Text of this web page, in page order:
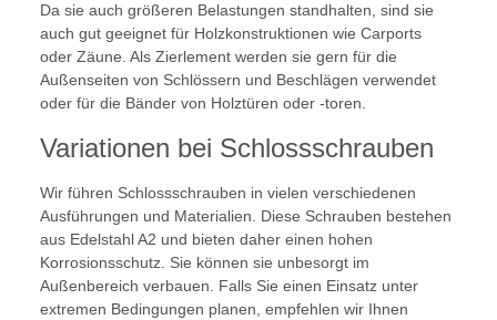
Da sie auch größeren Belastungen standhalten, sind sie
auch gut geeignet für Holzkonstruktionen wie Carports
oder Zäune. Als Zierlement werden sie gern für die
Außenseiten von Schlössern und Beschlägen verwendet
oder für die Bänder von Holztüren oder -toren.
Variationen bei Schlossschrauben
Wir führen Schlossschrauben in vielen verschiedenen
Ausführungen und Materialien. Diese Schrauben bestehen
aus Edelstahl A2 und bieten daher einen hohen
Korrosionsschutz. Sie können sie unbesorgt im
Außenbereich verbauen. Falls Sie einen Einsatz unter
extremen Bedingungen planen, empfehlen wir Ihnen